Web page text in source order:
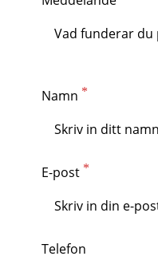
Namn
E-post
Telefon